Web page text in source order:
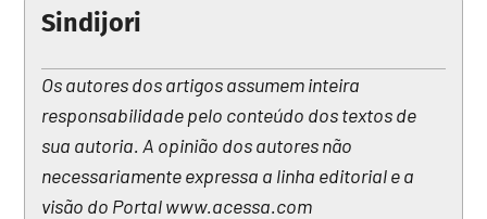
Sindijori
Os autores dos artigos assumem inteira
responsabilidade pelo conteúdo dos textos de
sua autoria. A opinião dos autores não
necessariamente expressa a linha editorial e a
visão do Portal www.acessa.com